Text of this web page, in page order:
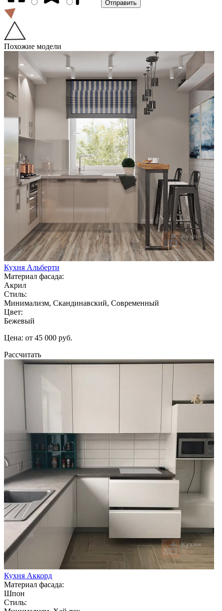
Похожие модели
Кухня Альберти
Материал фасада:
Акрил
Стиль:
Минимализм, Скандинавский, Современный
Цвет:
Бежевый
Цена: от 45 000 руб.
Рассчитать
Кухня Аккорд
Материал фасада:
Шпон
Стиль: